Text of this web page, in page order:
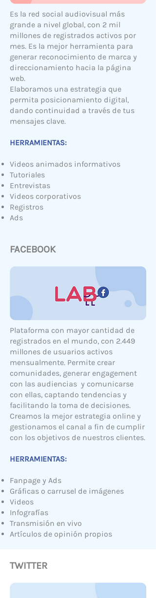
Es la red social audiovisual más
grande a nivel global, con 2 mil
millones de registrados activos por
mes. Es la mejor herramienta para
generar reconocimiento de marca y
direccionamiento hacia la página
web.
Elaboramos una estrategia que
permita posicionamiento digital,
dando continuidad a través de tus
mensajes clave.
HERRAMIENTAS:
Videos animados informativos
Tutoriales
Entrevistas
Videos corporativos
Registros
Ads
FACEBOOK
Plataforma con mayor cantidad de
registrados en el mundo, con 2.449
millones de usuarios activos
mensualmente. Permite crear
comunidades, generar engagement
con las audiencias y comunicarse
con ellas, captando tendencias y
facilitando la toma de decisiones.
Creamos la mejor estrategia online y
gestionamos el canal a fin de cumplir
con los objetivos de nuestros clientes.
HERRAMIENTAS:
Fanpage y Ads
Gráficas o carrusel de imágenes
Videos
Infografías
Transmisión en vivo
Artículos de opinión propios
TWITTER